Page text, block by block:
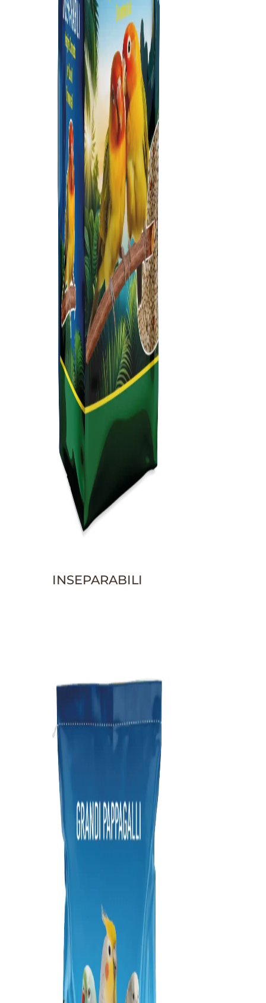
INSEPARABILI